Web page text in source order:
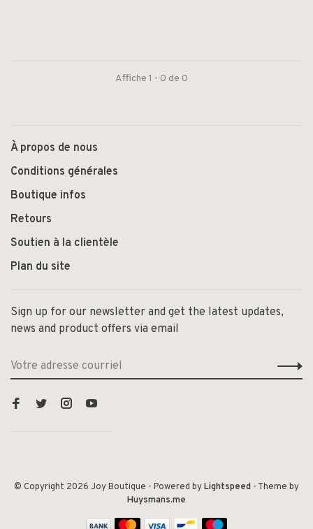
Affiche 1 - 0 de 0
À propos de nous
Conditions générales
Boutique infos
Retours
Soutien à la clientèle
Plan du site
Sign up for our newsletter and get the latest updates,
news and product offers via email
© Copyright 2026 Joy Boutique - Powered byLightspeed - Theme by
Huysmans.me